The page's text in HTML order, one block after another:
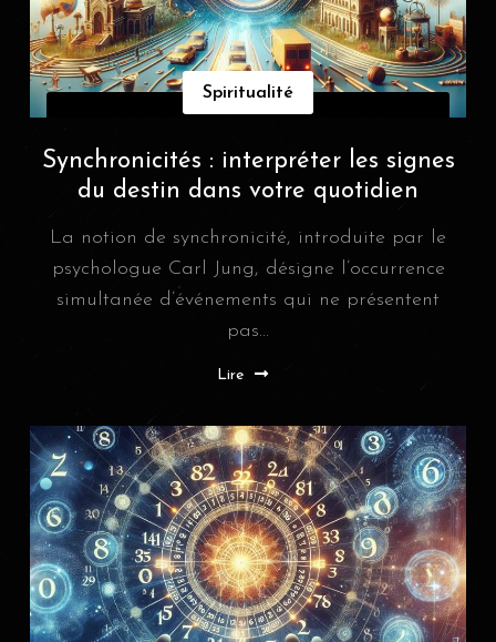
Spiritualité
Synchronicités : interpréter les signes
du destin dans votre quotidien
La notion de synchronicité, introduite par le
psychologue Carl Jung, désigne l’occurrence
simultanée d’événements qui ne présentent
pas...
Lire